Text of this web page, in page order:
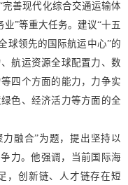
善现代化综合交通运输体
业”等重大任务。建议“十五
球领先的国际航运中心”的
航运资源全球配置力、数
四个方面的能力，力争实
色、经济活力等方面的全
融合”为题，提出坚持以
力。他强调，当前国际海
，创新链、人才链存在短